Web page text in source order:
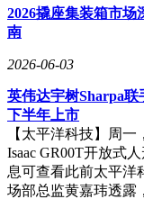
强"，并获评"最具创
盖消费电子、生物医
90%；为某纳斯达克
核心人员流失。这些
驱动模型的有效性，
式。
2026撬座集装箱市
南
2026-06-03
英伟达宇树Sharpa联
下半年上市
【太平洋科技】周
Isaac GR00T开放式
息可查看此前太平洋
场部总监黄嘉玮透